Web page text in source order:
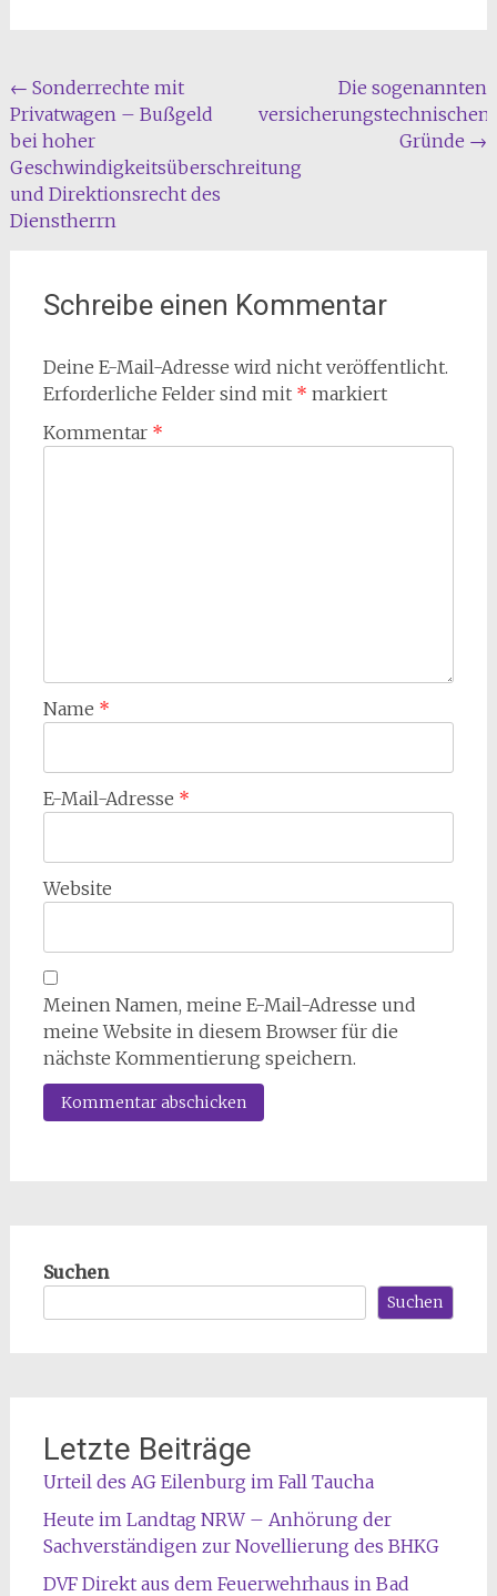
Beitragsnavigation
← Sonderrechte mit
Privatwagen – Bußgeld
bei hoher
Geschwindigkeitsüberschreitung
und Direktionsrecht des
Dienstherrn
Die sogenannten
versicherungstechnischen
Gründe →
Schreibe einen Kommentar
Deine E-Mail-Adresse wird nicht veröffentlicht.
Erforderliche Felder sind mit * markiert
Kommentar *
Name *
E-Mail-Adresse *
Website
Meinen Namen, meine E-Mail-Adresse und
meine Website in diesem Browser für die
nächste Kommentierung speichern.
Suchen
Suchen
Letzte Beiträge
Urteil des AG Eilenburg im Fall Taucha
Heute im Landtag NRW – Anhörung der
Sachverständigen zur Novellierung des BHKG
DVF Direkt aus dem Feuerwehrhaus in Bad